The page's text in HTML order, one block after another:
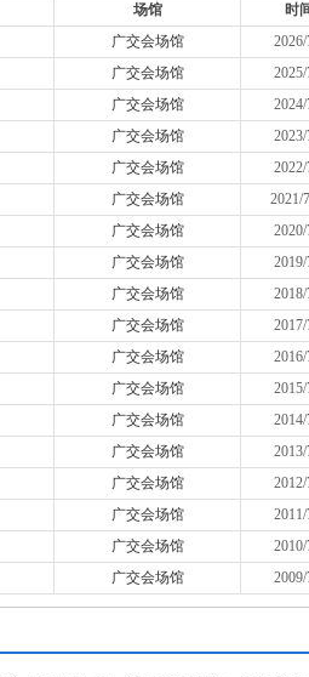
场馆 时
广交会场馆
广交会场馆
广交会场馆
广交会场馆
广交会场馆
广交会场馆 2021/
广交会场馆
广交会场馆
广交会场馆
广交会场馆
广交会场馆
广交会场馆
广交会场馆
广交会场馆
广交会场馆
广交会场馆
广交会场馆
广交会场馆